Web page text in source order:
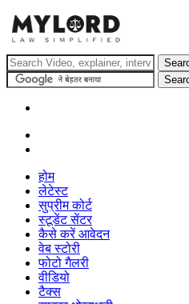
होम
लेटेस्ट
सुप्रीम कोर्ट
स्टूडेंट सेंटर
कैसे करें आवेदन
वेब स्टोरी
फोटो गैलरी
वीडियो
टैक्स